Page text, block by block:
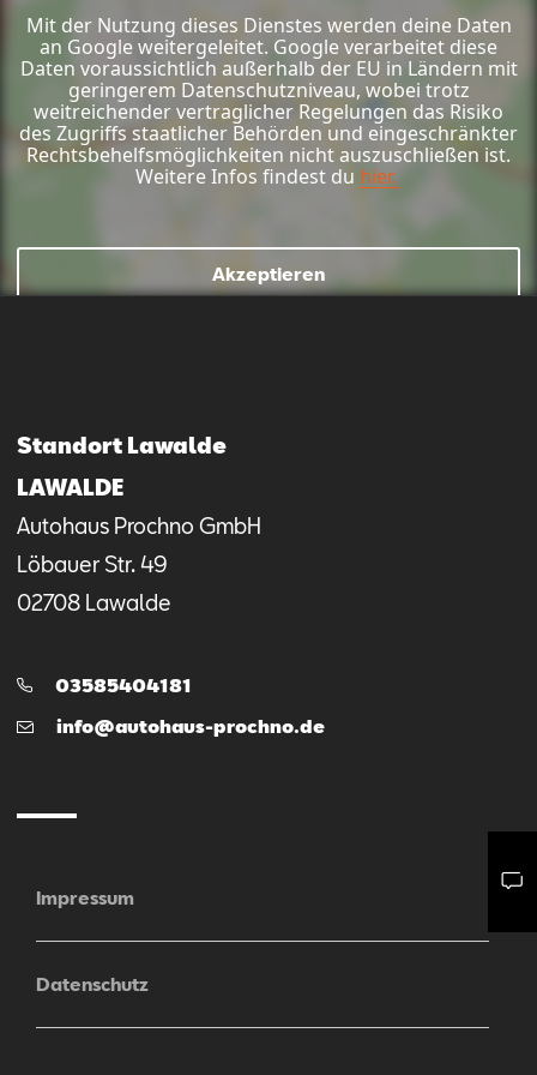
Mit der Nutzung dieses Dienstes werden deine Daten
an Google weitergeleitet. Google verarbeitet diese
Daten voraussichtlich außerhalb der EU in Ländern mit
geringerem Datenschutzniveau, wobei trotz
weitreichender vertraglicher Regelungen das Risiko
des Zugriffs staatlicher Behörden und eingeschränkter
Rechtsbehelfsmöglichkeiten nicht auszuschließen ist.
Weitere Infos findest du hier.
Akzeptieren
Standort Lawalde
LAWALDE
Autohaus Prochno GmbH
Löbauer Str. 49
02708 Lawalde
Telefon:
03585404181
E-
info@autohaus-prochno.de
Impressum
Datenschutz